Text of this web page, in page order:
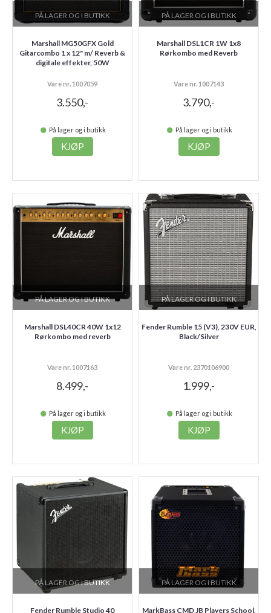
PÅ LAGER OG I BUTIKK
Marshall MG50GFX Gold
Gitarcombo 1 x 12" m/ Reverb &
digitale effekter, 50W
Vare nr. 1007059
3.550,-
På lager og i butikk
KJØP
PÅ LAGER OG I BUTIKK
Marshall DSL1CR 1W 1x8
Rørkombo med Reverb
Vare nr. 1007143
3.790,-
På lager og i butikk
KJØP
PÅ LAGER OG I BUTIKK
Marshall DSL40CR 40W 1x12
Rørkombo med reverb
Vare nr. 1007163
8.499,-
På lager og i butikk
KJØP
PÅ LAGER OG I BUTIKK
Fender Rumble 15 (V3), 230V EUR,
Black/Silver
Vare nr. 2370106900
1.999,-
På lager og i butikk
KJØP
PÅ LAGER OG I BUTIKK
Fender Rumble Studio 40
PÅ LAGER OG I BUTIKK
MarkBass CMD JB Players School,